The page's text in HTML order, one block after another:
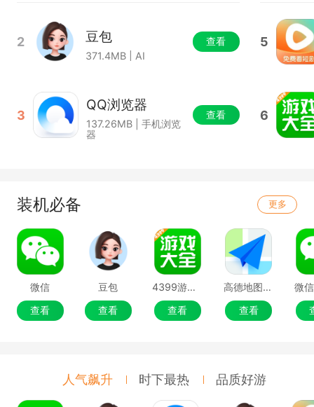
2 豆包
371.4MB | AI
查看
3
QQ浏览器
137.26MB | 手机浏览
器
查看
5
6
装机必备 更多
微信
查看
豆包
查看
4399游戏盒
查看
高德地图移动端
查看
微
人气飙升 时下最热 品质好游